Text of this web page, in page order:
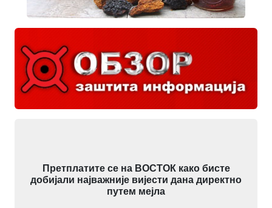
Претплатите се на ВОСТОК како бисте
добијали најважније вијести дана директно
путем мејла